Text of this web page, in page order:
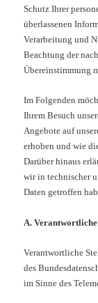
Schutz Ihrer
überlassenen
Verarbeitung und
Beachtung der
Übereinstimmung
Im Folgenden
Ihrem Besuch
Angebote auf
erhoben und wie
Darüber hinaus
wir in technischer
Daten getroffen
A.
Verantwortliche
des
im Sinne des